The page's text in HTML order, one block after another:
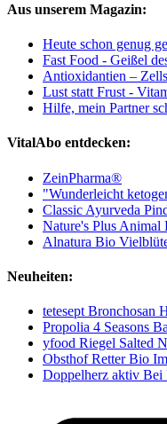
Aus unserem Magazin:
Heute schon genug
Fast Food - Geißel
Antioxidantien –
Lust statt Frust -
Hilfe, mein Partner
VitalAbo entdecken:
ZeinPharma®
"Wunderleicht
Classic Ayurveda
Nature's Plus Animal
Alnatura Bio
Neuheiten:
tetesept Bronchosan
Propolia 4 Seasons
yfood Riegel Salted
Obsthof Retter Bio
Doppelherz aktiv Bei